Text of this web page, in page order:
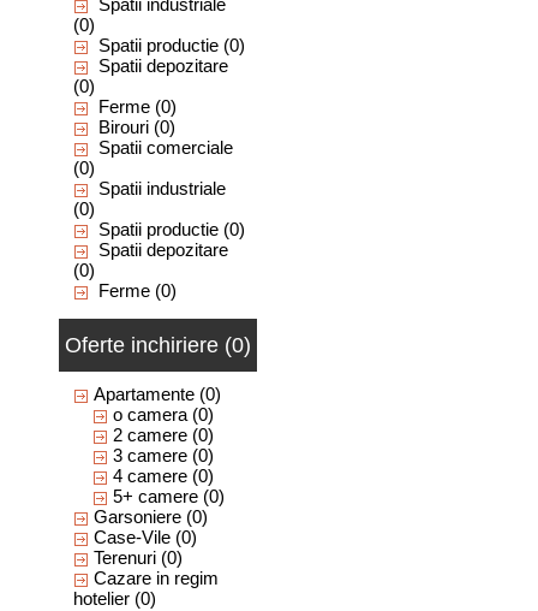
Spatii industriale
(0)
Spatii productie (0)
Spatii depozitare
(0)
Ferme (0)
Birouri (0)
Spatii comerciale
(0)
Spatii industriale
(0)
Spatii productie (0)
Spatii depozitare
(0)
Ferme (0)
Oferte inchiriere (0)
Apartamente (0)
o camera (0)
2 camere (0)
3 camere (0)
4 camere (0)
5+ camere (0)
Garsoniere (0)
Case-Vile (0)
Terenuri (0)
Cazare in regim
hotelier (0)